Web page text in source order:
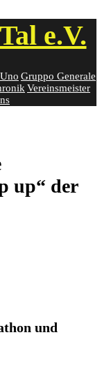
e.V.
Gruppo Generale
Vereinsmeister
up“ der
und